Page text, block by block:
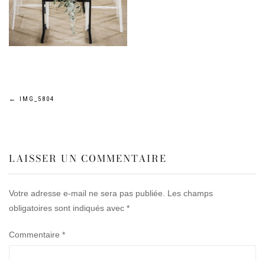
Navigation
l’article
← IMG_5804
LAISSER UN COMMENTAIRE
Votre adresse e-mail ne sera pas publiée.
Les champs
obligatoires sont indiqués avec *
Commentaire *